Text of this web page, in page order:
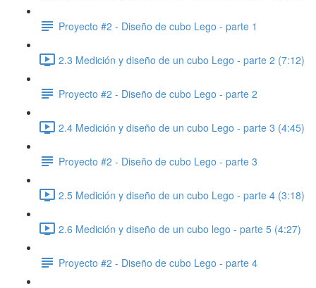
Proyecto #2 - Diseño de cubo Lego - parte 1
2.3 Medición y diseño de un cubo Lego - parte 2 (7:12)
Proyecto #2 - Diseño de cubo Lego - parte 2
2.4 Medición y diseño de un cubo Lego - parte 3 (4:45)
Proyecto #2 - Diseño de cubo Lego - parte 3
2.5 Medición y diseño de un cubo Lego - parte 4 (3:18)
2.6 Medición y diseño de un cubo lego - parte 5 (4:27)
Proyecto #2 - Diseño de cubo Lego - parte 4